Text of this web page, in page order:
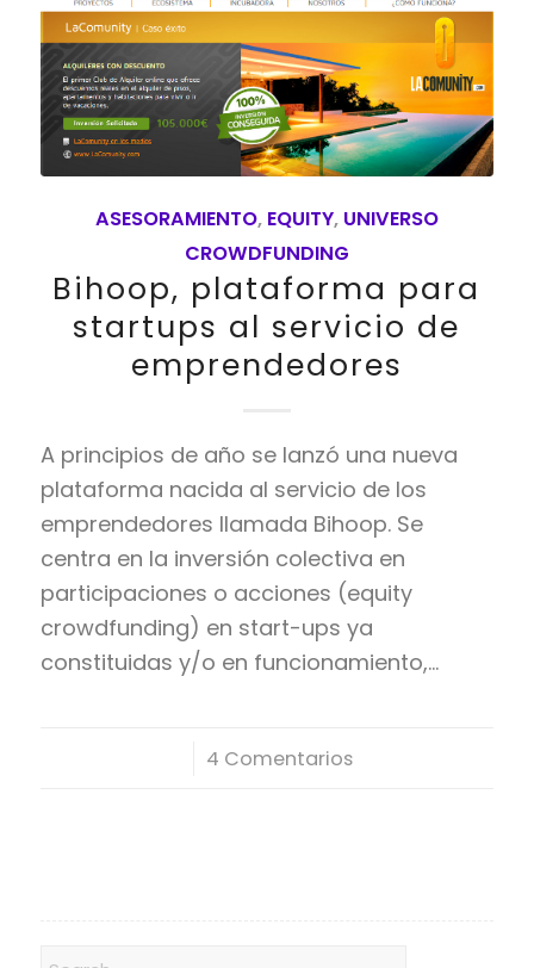
ASESORAMIENTO, EQUITY, UNIVERSO
CROWDFUNDING
Bihoop, plataforma para
startups al servicio de
emprendedores
A principios de año se lanzó una nueva
plataforma nacida al servicio de los
emprendedores llamada Bihoop. Se
centra en la inversión colectiva en
participaciones o acciones (equity
crowdfunding) en start-ups ya
constituidas y/o en funcionamiento,…
4 Comentarios